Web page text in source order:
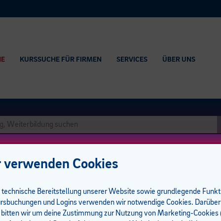
KURSSUCHE FÜR FIRMEN SERVICES ÜBER UNS
Unternehmen | wba-akkreditiert | 0,5
Cookies
technische Bereitstellung unserer Website sowie grundlegende
und Logins verwenden wir notwendige Cookies. Darüber
bitten wir um deine Zustimmung zur Nutzung von Marketing-Cookies